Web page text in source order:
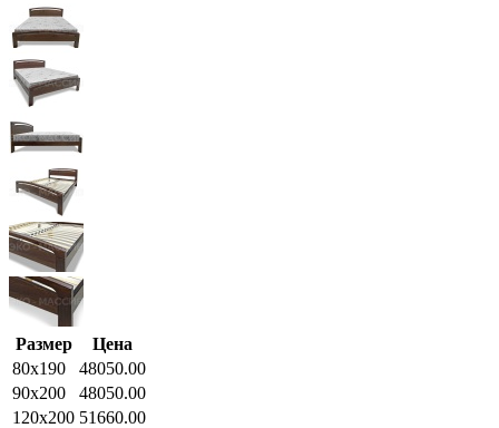
Размер
Цена
80x190
48050.00
90x200
48050.00
120x200 51660.00